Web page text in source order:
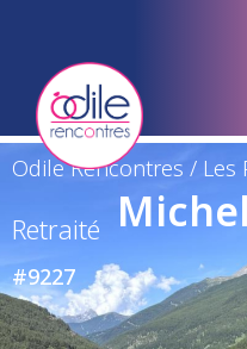
Odile Rencontres / Les
Retraité
#9227